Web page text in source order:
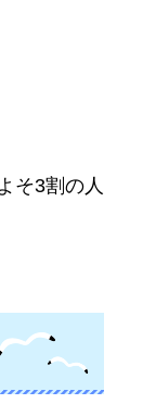
そ3割の人